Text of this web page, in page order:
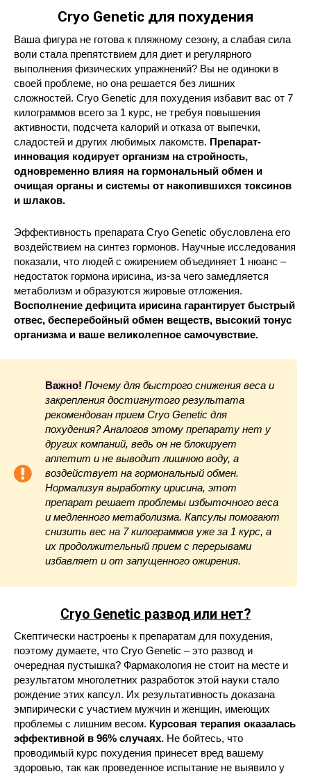
Cryo Genetic для похудения
Ваша фигура не готова к пляжному сезону, а слабая сила
воли стала препятствием для диет и регулярного
выполнения физических упражнений? Вы не одиноки в
своей проблеме, но она решается без лишних
сложностей. Cryo Genetic для похудения избавит вас от 7
килограммов всего за 1 курс, не требуя повышения
активности, подсчета калорий и отказа от выпечки,
сладостей и других любимых лакомств. Препарат-
инновация кодирует организм на стройность,
одновременно влияя на гормональный обмен и
очищая органы и системы от накопившихся токсинов
и шлаков.
Эффективность препарата Cryo Genetic обусловлена его
воздействием на синтез гормонов. Научные исследования
показали, что людей с ожирением объединяет 1 нюанс –
недостаток гормона ирисина, из-за чего замедляется
метаболизм и образуются жировые отложения.
Восполнение дефицита ирисина гарантирует быстрый
отвес, бесперебойный обмен веществ, высокий тонус
организма и ваше великолепное самочувствие.
Важно! Почему для быстрого снижения веса и
закрепления достигнутого результата
рекомендован прием Cryo Genetic для
похудения? Аналогов этому препарату нет у
других компаний, ведь он не блокирует
аппетит и не выводит лишнюю воду, а
воздействует на гормональный обмен.
Нормализуя выработку ирисина, этот
препарат решает проблемы избыточного веса
и медленного метаболизма. Капсулы помогают
снизить вес на 7 килограммов уже за 1 курс, а
их продолжительный прием с перерывами
избавляет и от запущенного ожирения.
Cryo Genetic развод или нет?
Скептически настроены к препаратам для похудения,
поэтому думаете, что Cryo Genetic – это развод и
очередная пустышка? Фармакология не стоит на месте и
результатом многолетних разработок этой науки стало
рождение этих капсул. Их результативность доказана
эмпирически с участием мужчин и женщин, имеющих
проблемы с лишним весом. Курсовая терапия оказалась
эффективной в 96% случаях. Не бойтесь, что
проводимый курс похудения принесет вред вашему
здоровью, так как проведенное испытание не выявило у